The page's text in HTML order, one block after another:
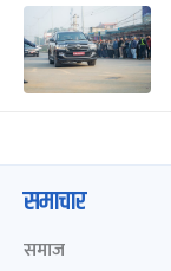
समाचार
समाज